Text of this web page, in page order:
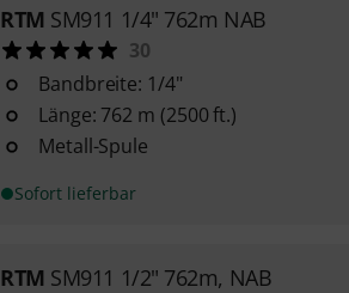
RTM SM911 1/4" 762m NAB
30
Bandbreite: 1/4"
Länge: 762 m (2500 ft.)
Metall-Spule
Sofort lieferbar
RTM SM911 1/2" 762m, NAB